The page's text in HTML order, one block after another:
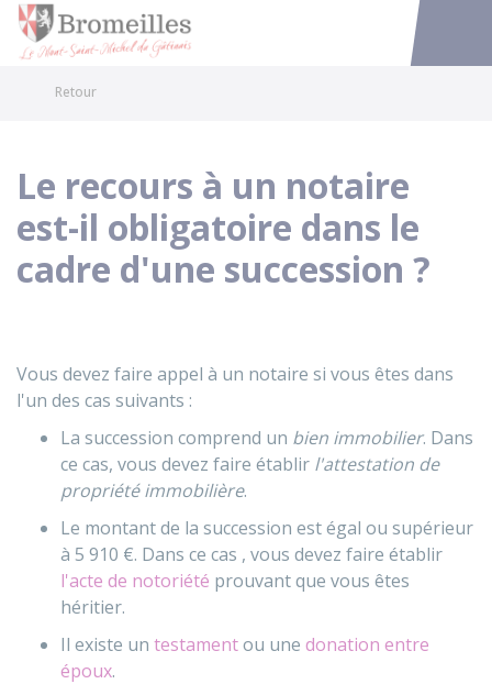
Accéder
Retour
Le recours à un notaire
est-il obligatoire dans le
cadre d'une succession ?
Vous devez faire appel à un notaire si vous êtes dans
l'un des cas suivants :
La succession comprend un bien immobilier. Dans
ce cas, vous devez faire établir l'attestation de
propriété immobilière.
Le montant de la succession est égal ou supérieur
à 5 910 €. Dans ce cas , vous devez faire établir
l'acte de notoriété prouvant que vous êtes
héritier.
Il existe un testamentou une donation entre
époux.